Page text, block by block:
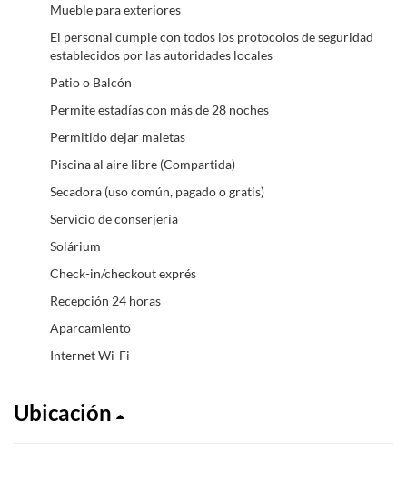
Mueble para exteriores
El personal cumple con todos los protocolos de seguridad
establecidos por las autoridades locales
Patio o Balcón
Permite estadías con más de 28 noches
Permitido dejar maletas
Piscina al aire libre (Compartida)
Secadora (uso común, pagado o gratis)
Servicio de conserjería
Solárium
Check-in/checkout exprés
Recepción 24 horas
Aparcamiento
Internet Wi-Fi
Ubicación